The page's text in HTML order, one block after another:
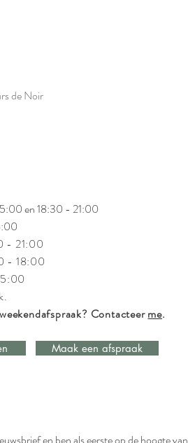
de Noir
en 18:30 - 21:00
- 21:00
- 18:00
Contacteerme.
Maak een afspraak